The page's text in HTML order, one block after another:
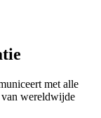
met alle
van wereldwijde